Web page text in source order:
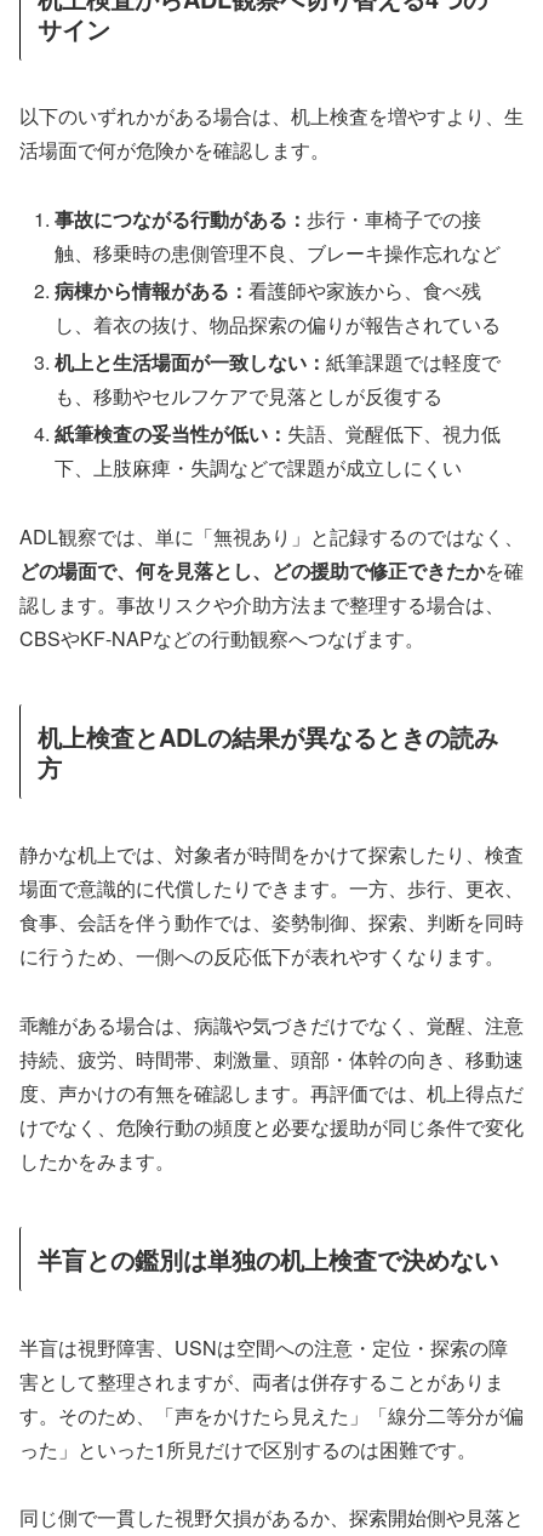
サイン
以下のいずれかがある場合は、机上検査を増やすより、生
活場面で何が危険かを確認します。
事故につながる行動がある：歩行・車椅子での接
触、移乗時の患側管理不良、ブレーキ操作忘れなど
病棟から情報がある：看護師や家族から、食べ残
し、着衣の抜け、物品探索の偏りが報告されている
机上と生活場面が一致しない：紙筆課題では軽度で
も、移動やセルフケアで見落としが反復する
紙筆検査の妥当性が低い： 失語、覚醒低下、視力低
下、上肢麻痺・失調などで課題が成立しにくい
ADL観察では、単に「無視あり」と記録するのではなく、
どの場面で、何を見落とし、どの援助で修正できたかを確
認します。事故リスクや介助方法まで整理する場合は、
CBSやKF-NAPなどの行動観察へつなげます。
机上検査とADLの結果が異なるときの読み
方
静かな机上では、対象者が時間をかけて探索したり、検査
場面で意識的に代償したりできます。一方、歩行、更衣、
食事、会話を伴う動作では、姿勢制御、探索、判断を同時
に行うため、一側への反応低下が表れやすくなります。
乖離がある場合は、病識や気づきだけでなく、覚醒、注意
持続、疲労、時間帯、刺激量、頭部・体幹の向き、移動速
度、声かけの有無を確認します。再評価では、机上得点だ
けでなく、危険行動の頻度と必要な援助が同じ条件で変化
したかをみます。
半盲との鑑別は単独の机上検査で決めない
半盲は視野障害、USNは空間への注意・定位・探索の障
害として整理されますが、両者は併存することがありま
す。そのため、「声をかけたら見えた」「線分二等分が偏
った」といった1所見だけで区別するのは困難です。
同じ側で一貫した視野欠損があるか、探索開始側や見落と